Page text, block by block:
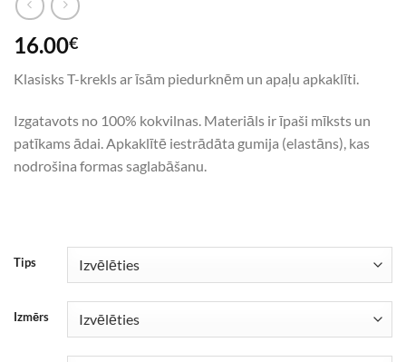
16.00€
Klasisks T-krekls ar īsām piedurknēm un apaļu apkaklīti.
Izgatavots no 100% kokvilnas. Materiāls ir īpaši mīksts un
patīkams ādai. Apkaklītē iestrādāta gumija (elastāns), kas
nodrošina formas saglabāšanu.
Tips
Izmērs